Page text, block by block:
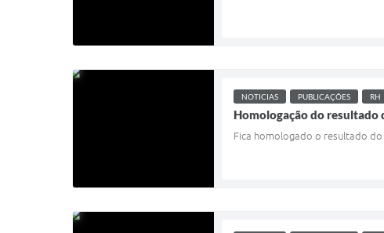
NOTICIAS PUBLICAÇÕES RH
Homologação do
Fica homologado o resultado